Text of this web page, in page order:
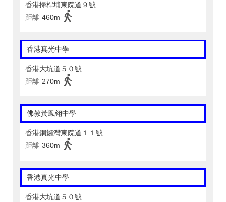
香港掃桿埔東院道９號
距離 460m
香港真光中學
香港大坑道５０號
距離 270m
佛教黃鳳翎中學
香港銅鑼灣東院道１１號
距離 360m
香港真光中學
香港大坑道５０號